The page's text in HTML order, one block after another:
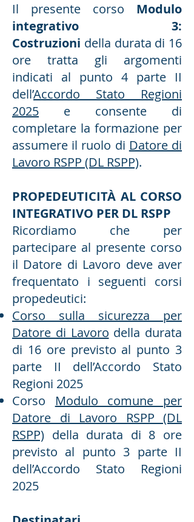
Il presente corso Modulo
integrativo 3:
Costruzioni della durata di 16
ore tratta gli argomenti
indicati al punto 4 parte II
dell’Accordo Stato Regioni
2025 e consente di
completare la formazione per
assumere il ruolo di Datore di
Lavoro RSPP (DL RSPP).
PROPEDEUTICITÀ AL CORSO
INTEGRATIVO PER DL RSPP
Ricordiamo che per
partecipare al presente corso
il Datore di Lavoro deve aver
frequentato i seguenti corsi
propedeutici:
Corso sulla sicurezza per
Datore di Lavoro della durata
di 16 ore previsto al punto 3
parte II dell’Accordo Stato
Regioni 2025
Corso Modulo comune per
Datore di Lavoro RSPP (DL
RSPP) della durata di 8 ore
previsto al punto 3 parte II
dell’Accordo Stato Regioni
2025